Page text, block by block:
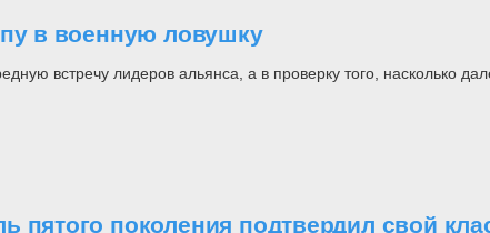
в военную ловушку
встречу лидеров альянса, а в проверку того, насколько
пятого поколения подтвердил свой